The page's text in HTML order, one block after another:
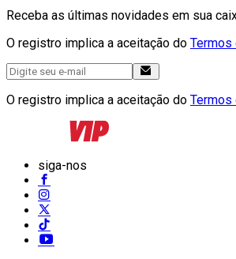
Receba as últimas novidades em sua
O registro implica a aceitação do Termos
O registro implica a aceitação do Termos
siga-nos